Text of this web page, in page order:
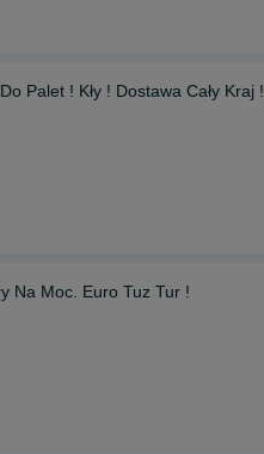
Palet ! Kły ! Dostawa Cały Kraj !
Na Moc. Euro Tuz Tur !